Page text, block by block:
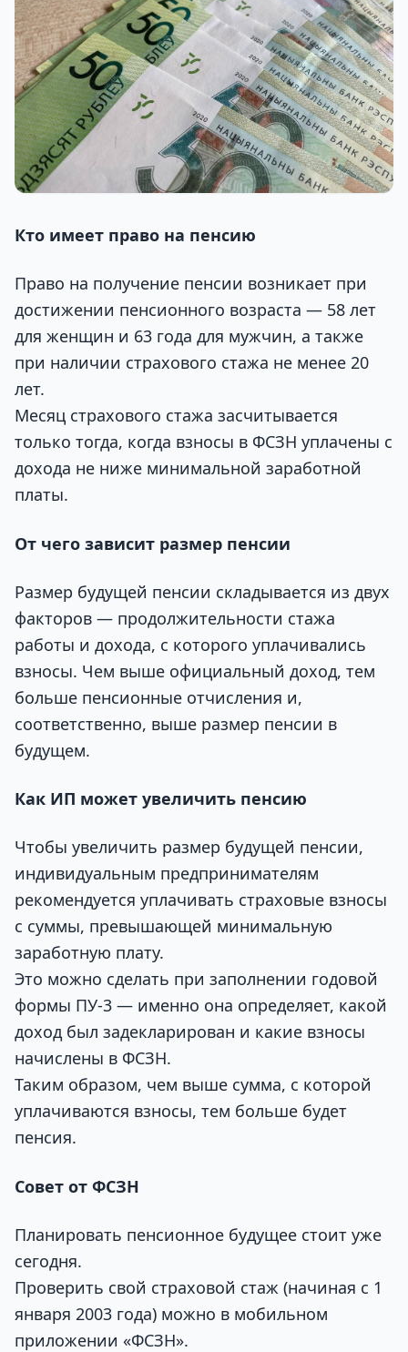
Кто имеет право на пенсию
Право на получение пенсии возникает при
достижении пенсионного возраста — 58 лет
для женщин и 63 года для мужчин, а также
при наличии страхового стажа не менее 20
лет.
Месяц страхового стажа засчитывается
только тогда, когда взносы в ФСЗН уплачены с
дохода не ниже минимальной заработной
платы.
От чего зависит размер пенсии
Размер будущей пенсии складывается из двух
факторов — продолжительности стажа
работы и дохода, с которого уплачивались
взносы. Чем выше официальный доход, тем
больше пенсионные отчисления и,
соответственно, выше размер пенсии в
будущем.
Как ИП может увеличить пенсию
Чтобы увеличить размер будущей пенсии,
индивидуальным предпринимателям
рекомендуется уплачивать страховые взносы
с суммы, превышающей минимальную
заработную плату.
Это можно сделать при заполнении годовой
формы ПУ-3 — именно она определяет, какой
доход был задекларирован и какие взносы
начислены в ФСЗН.
Таким образом, чем выше сумма, с которой
уплачиваются взносы, тем больше будет
пенсия.
Совет от ФСЗН
Планировать пенсионное будущее стоит уже
сегодня.
Проверить свой страховой стаж (начиная с 1
января 2003 года) можно в мобильном
приложении «ФСЗН».